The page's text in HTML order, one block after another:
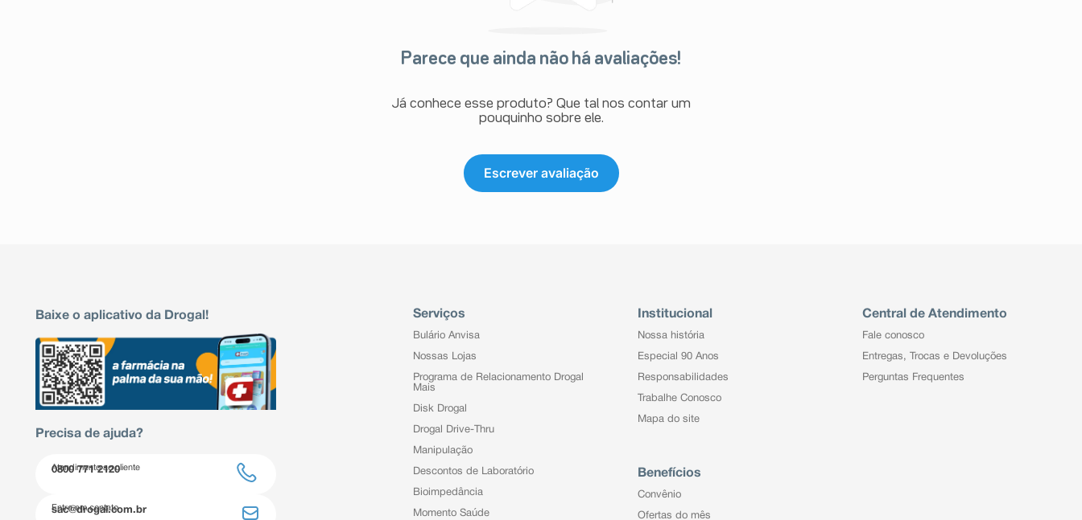
Parece que ainda não há avaliações!
Já conhece esse produto? Que tal nos contar um
pouquinho sobre ele.
Escrever avaliação
Baixe o aplicativo da Drogal!
Precisa de ajuda?
Atendimento ao cliente
0800 771 2120
Entre em contato
sac@drogal.com.br
Serviços
Bulário Anvisa
Nossas Lojas
Programa de Relacionamento Drogal
Mais
Disk Drogal
Drogal Drive-Thru
Manipulação
Descontos de Laboratório
Bioimpedância
Momento Saúde
Institucional
Nossa história
Especial 90 Anos
Responsabilidades
Trabalhe Conosco
Mapa do site
Benefícios
Convênio
Ofertas do mês
Central de Atendimento
Fale conosco
Entregas, Trocas e Devoluções
Perguntas Frequentes